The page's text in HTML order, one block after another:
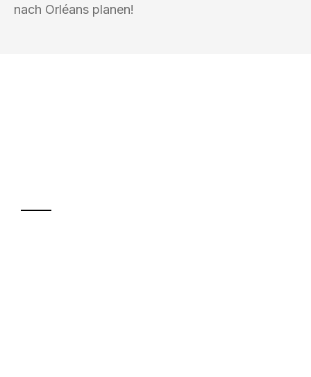
nach Orléans planen!